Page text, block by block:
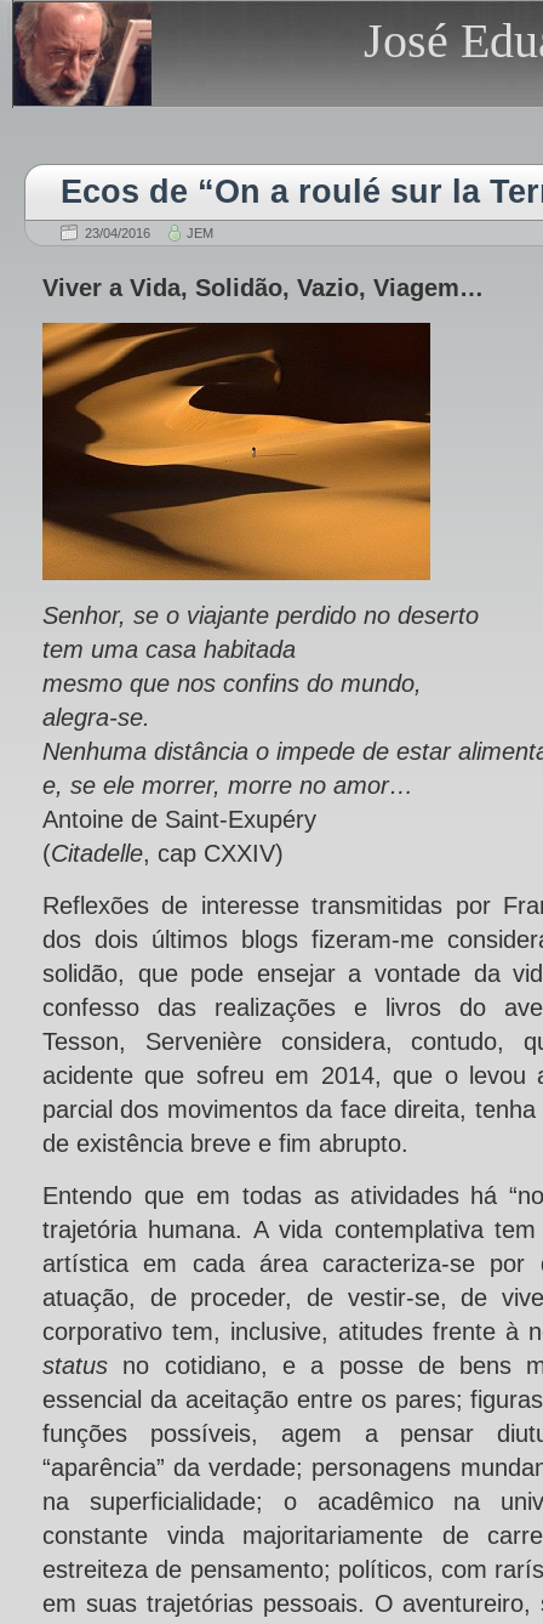
José
Ecos de “On a roulé sur la
23/04/2016 JEM
Viver a Vida, Solidão, Vazio, Viagem…
Senhor, se o viajante perdido no deserto
tem uma casa habitada
mesmo que nos confins do mundo,
alegra-se.
Nenhuma distância o impede de estar
e, se ele morrer, morre no amor…
Antoine de Saint-Exupéry
(Citadelle, cap CXXIV)
Reflexões de interesse transmitidas por
dos dois últimos blogs fizeram-me
solidão, que pode ensejar a vontade da
confesso das realizações e livros do
Tesson, Servenière considera, contudo,
acidente que sofreu em 2014, que o levou
parcial dos movimentos da face direita,
de existência breve e fim abrupto.
Entendo que em todas as atividades há
trajetória humana. A vida contemplativa
artística em cada área caracteriza-se por
atuação, de proceder, de vestir-se, de
corporativo tem, inclusive, atitudes frente à
status no cotidiano, e a posse de bens
essencial da aceitação entre os pares;
funções possíveis, agem a pensar
“aparência” da verdade; personagens
na superficialidade; o acadêmico na
constante vinda majoritariamente de
estreiteza de pensamento; políticos, com
em suas trajetórias pessoais. O aventureiro,